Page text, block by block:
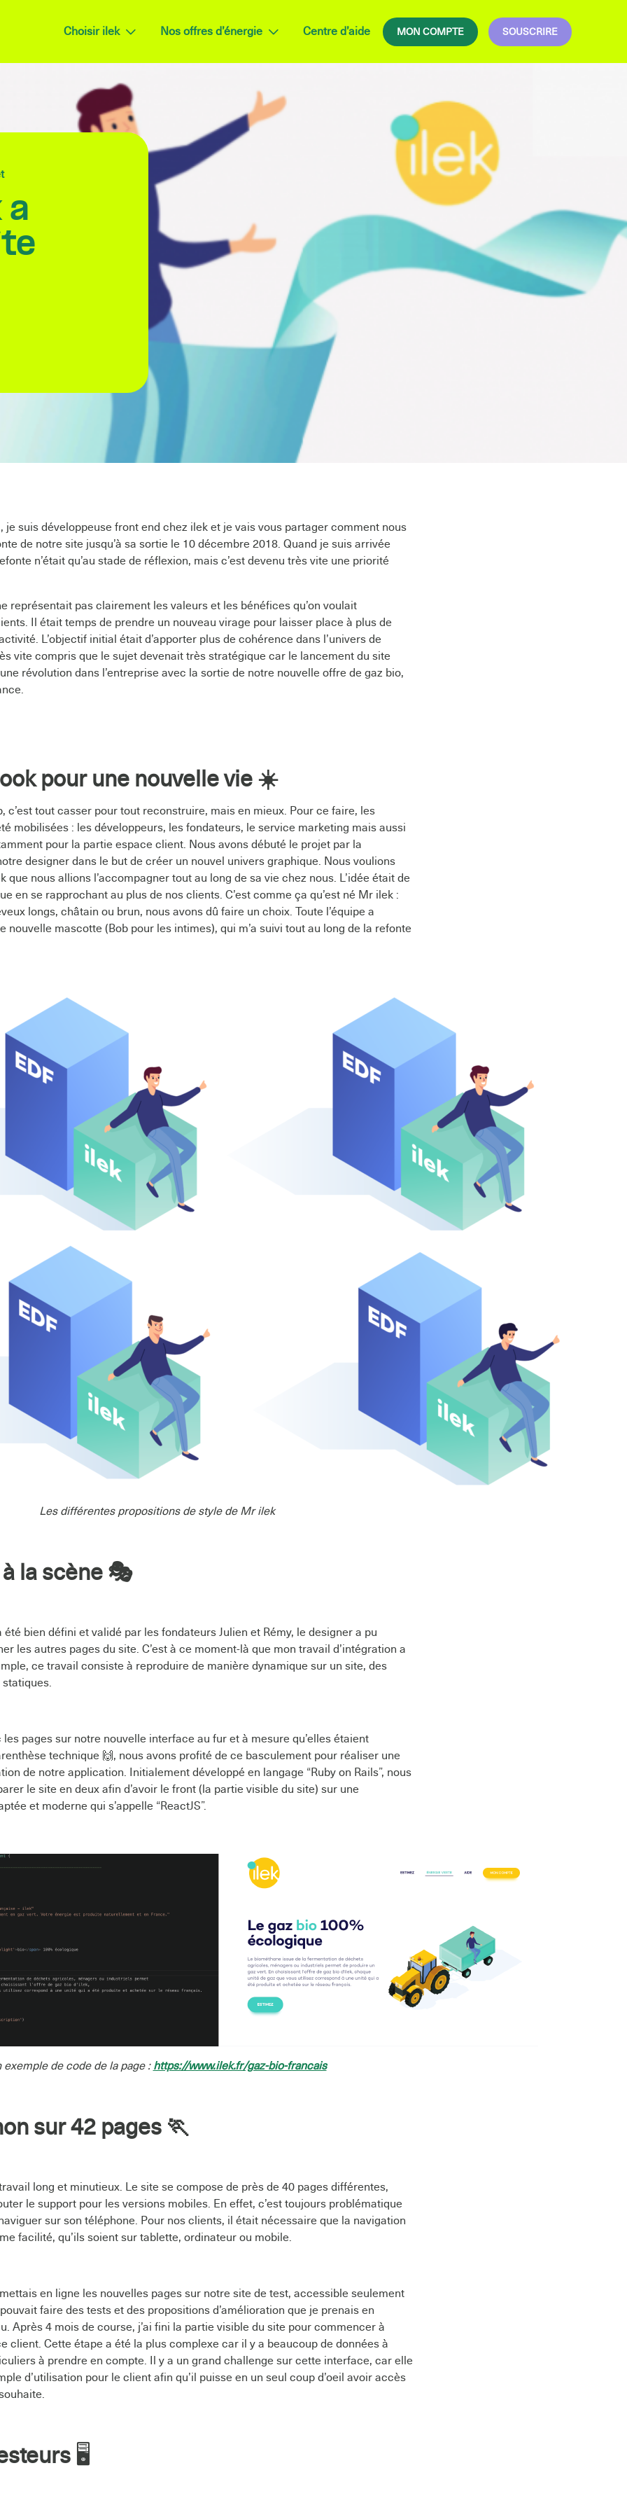
Choisir ilek Nos offres d’énergie Centre d’aide MON COMPTE SOUSCRIRE
a
je suis développeuse front end chez ilek et je vais vous partager comment nous
de notre site jusqu’à sa sortie le 10 décembre 2018. Quand je suis arrivée
n’était qu’au stade de réflexion, mais c’est devenu très vite une priorité
représentait pas clairement les valeurs et les bénéfices qu’on voulait
Il était temps de prendre un nouveau virage pour laisser place à plus de
L’objectif initial était d’apporter plus de cohérence dans l’univers de
vite compris que le sujet devenait très stratégique car le lancement du site
révolution dans l’entreprise avec la sortie de notre nouvelle offre de gaz bio,
pour une nouvelle vie ☀️
c’est tout casser pour tout reconstruire, mais en mieux. Pour ce faire, les
mobilisées : les développeurs, les fondateurs, le service marketing mais aussi
pour la partie espace client. Nous avons débuté le projet par la
designer dans le but de créer un nouvel univers graphique. Nous voulions
que nous allions l’accompagner tout au long de sa vie chez nous. L’idée était de
en se rapprochant au plus de nos clients. C’est comme ça qu’est né Mr ilek :
longs, châtain ou brun, nous avons dû faire un choix. Toute l’équipe a
nouvelle mascotte (Bob pour les intimes), qui m’a suivi tout au long de la refonte
Les différentes propositions de style de Mr ilek
la scène 🎭
été bien défini et validé par les fondateurs Julien et Rémy, le designer a pu
les autres pages du site. C’est à ce moment-là que mon travail d’intégration a
ce travail consiste à reproduire de manière dynamique sur un site, des
les pages sur notre nouvelle interface au fur et à mesure qu’elles étaient
technique 🙌, nous avons profité de ce basculement pour réaliser une
de notre application. Initialement développé en langage “Ruby on Rails”, nous
le site en deux afin d’avoir le front (la partie visible du site) sur une
et moderne qui s’appelle “ReactJS”.
exemple de code de la page : https://www.ilek.fr/gaz-bio-francais
sur 42 pages 🏃
long et minutieux. Le site se compose de près de 40 pages différentes,
le support pour les versions mobiles. En effet, c’est toujours problématique
sur son téléphone. Pour nos clients, il était nécessaire que la navigation
facilité, qu’ils soient sur tablette, ordinateur ou mobile.
en ligne les nouvelles pages sur notre site de test, accessible seulement
faire des tests et des propositions d’amélioration que je prenais en
Après 4 mois de course, j’ai fini la partie visible du site pour commencer à
client. Cette étape a été la plus complexe car il y a beaucoup de données à
à prendre en compte. Il y a un grand challenge sur cette interface, car elle
d’utilisation pour le client afin qu’il puisse en un seul coup d’oeil avoir accès
🖥️